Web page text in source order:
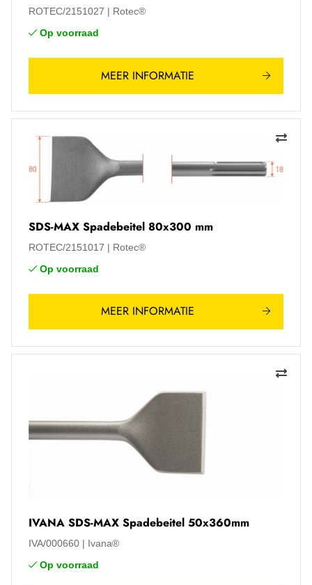
ROTEC/2151027
Rotec®
Op voorraad
MEER INFORMATIE
SDS-MAX Spadebeitel 80x300 mm
ROTEC/2151017
Rotec®
Op voorraad
MEER INFORMATIE
IVANA SDS-MAX Spadebeitel 50x360mm
IVA/000660
Ivana®
Op voorraad